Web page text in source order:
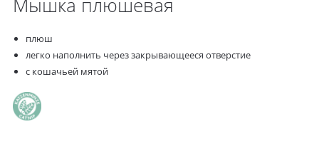
плюш
легко наполнить через закрывающееся отверстие
с кошачьей мятой